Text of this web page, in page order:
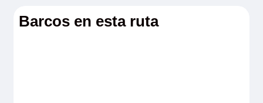
Barcos en esta ruta